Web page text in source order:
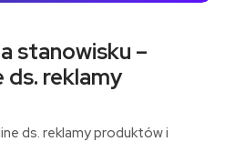
stanowisku –
ds. reklamy
ds. reklamy produktów i